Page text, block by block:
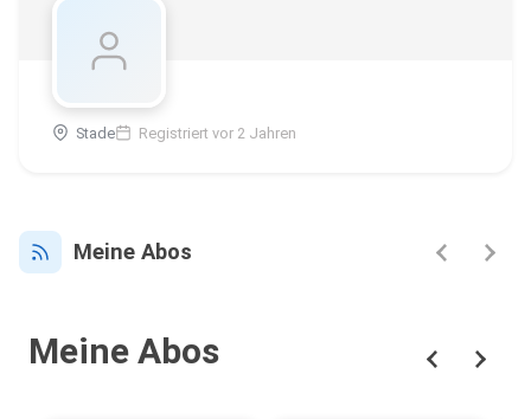
Stade Registriert vor 2 Jahren
Meine Abos
Meine Abos